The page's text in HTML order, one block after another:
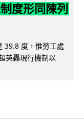
度形同陳列
39.8 度，惟勞工處
英轟現行機制以